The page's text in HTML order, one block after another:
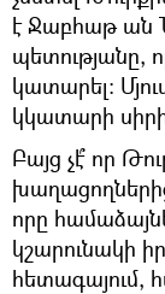
է Ջաբհաթ ան
պետությանը,
կատարել:
կկատարի
Բայց չէ՞ որ
որը
կշարունակի
հետագայում,